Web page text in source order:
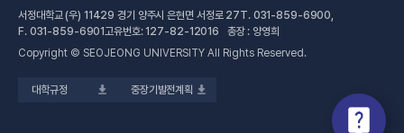
공학계열
전문기술석사
건강증진센터(새 창 열림)
교육혁신지원센터(새 창 열림)
(새 창 열림)
대학정보공시(새 창 열림)
업무추진비 사용내역
법정위원회 회의록
대학규정 중장기발전계획
서정대학교 (우) 11429 경기 양주시 은현면 서정로 27T. 031-859-6900
F. 031-859-6901고유번호: 127-82-12016 총장 : 양영희
Copyright © SEOJEONG UNIVERSITY All Rights Reserved.